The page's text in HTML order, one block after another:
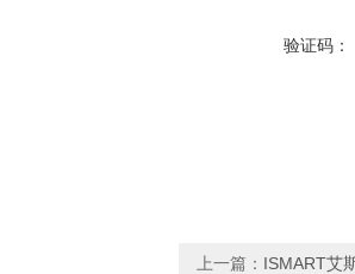
验证码：
上一篇： ISMART艾